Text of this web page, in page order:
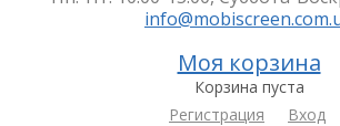
Моя корзина
Корзина пуста
Регистрация
Вход